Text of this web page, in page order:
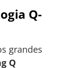
Q-
grandes
Q